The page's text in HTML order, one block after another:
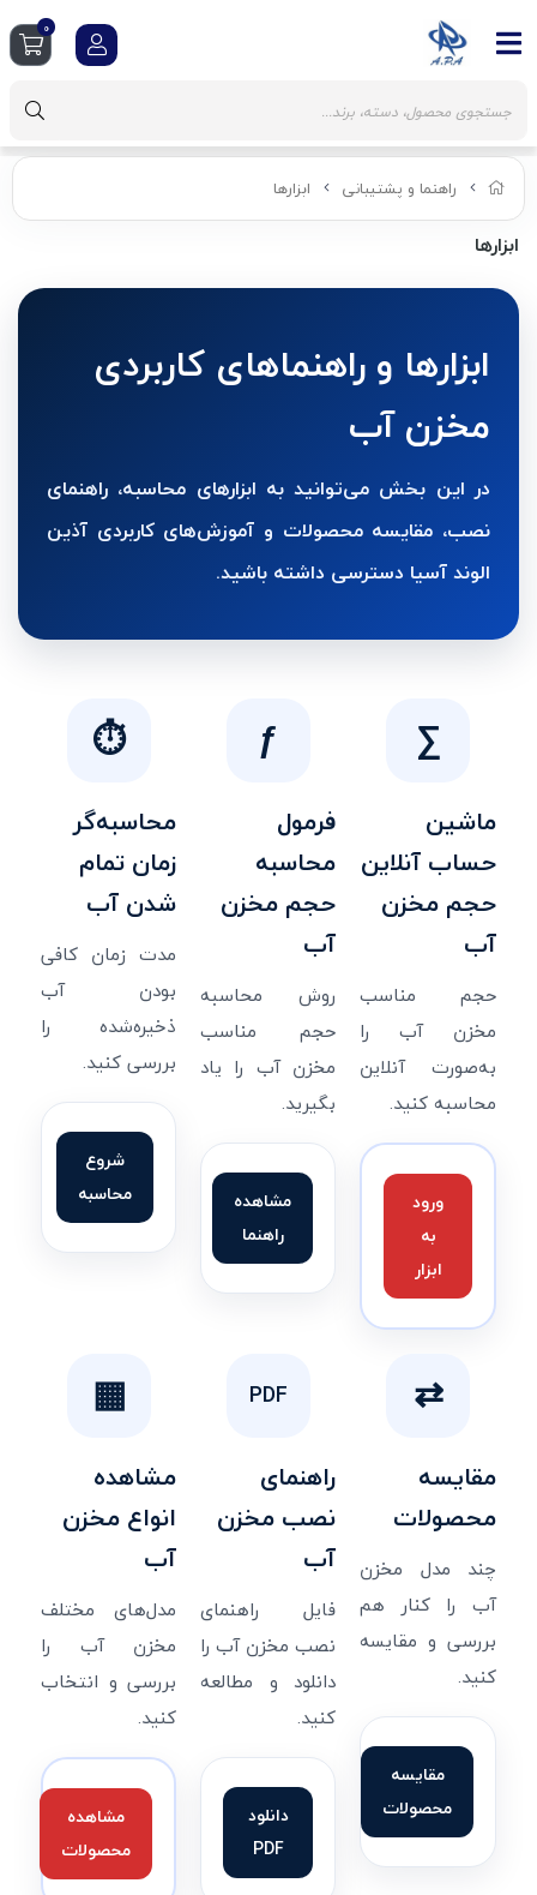
راهنما و پشتیبانی ابزارها
ابزارها
ابزارها و راهنماهای کاربردی
مخزن آب
در این بخش می‌توانید به ابزارهای محاسبه، راهنمای
نصب، مقایسه محصولات و آموزش‌های کاربردی آذین
الوند آسیا دسترسی داشته باشید.
∑
ماشین
حساب آنلاین
حجم مخزن
آب
حجم مناسب
مخزن آب را
به‌صورت آنلاین
محاسبه کنید.
ورود
به
ابزار
ƒ
فرمول
محاسبه
حجم مخزن
آب
روش محاسبه
حجم مناسب
مخزن آب را یاد
بگیرید.
مشاهده
راهنما
⏱
محاسبه‌گر
زمان تمام
شدن آب
مدت زمان کافی
بودن آب
ذخیره‌شده را
بررسی کنید.
شروع
محاسبه
⇄
مقایسه
محصولات
چند مدل مخزن
آب را کنار هم
بررسی و مقایسه
کنید.
مقایسه
محصولات
PDF
راهنمای
نصب مخزن
آب
فایل راهنمای
نصب مخزن آب را
دانلود و مطالعه
کنید.
دانلود
PDF
▦
مشاهده
انواع مخزن
آب
مدل‌های مختلف
مخزن آب را
بررسی و انتخاب
کنید.
مشاهده
محصولات
0